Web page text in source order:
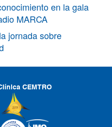
en la gala
MARCA
jornada sobre
CEMTRO